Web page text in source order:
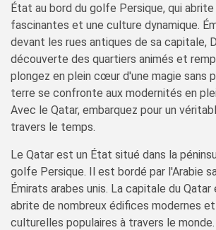
État au bord du golfe Persique, qui
fascinantes et une culture dynamique.
devant les rues antiques de sa capitale,
découverte des quartiers animés et
plongez en plein cœur d'une magie sans
terre se confronte aux modernités en
Avec le Qatar, embarquez pour un
travers le temps.
Le Qatar est un État situé dans la
golfe Persique. Il est bordé par l'Arabie
Émirats arabes unis. La capitale du Qatar
abrite de nombreux édifices modernes
culturelles populaires à travers le